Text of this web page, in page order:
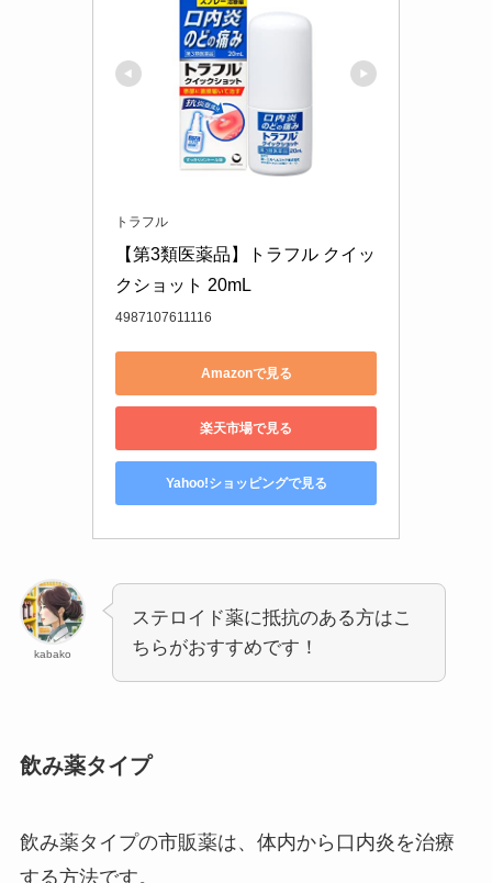
トラフル
【第3類医薬品】トラフル クイッ
クショット 20mL
4987107611116
Amazonで見る
楽天市場で見る
Yahoo!ショッピングで見る
kabako
ステロイド薬に抵抗のある方はこ
ちらがおすすめです！
飲み薬タイプ
飲み薬タイプの市販薬は、体内から口内炎を治療
する方法です。